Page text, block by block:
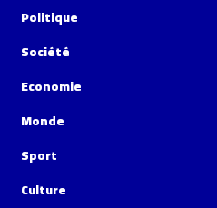
Politique
Société
Economie
Monde
Sport
Culture